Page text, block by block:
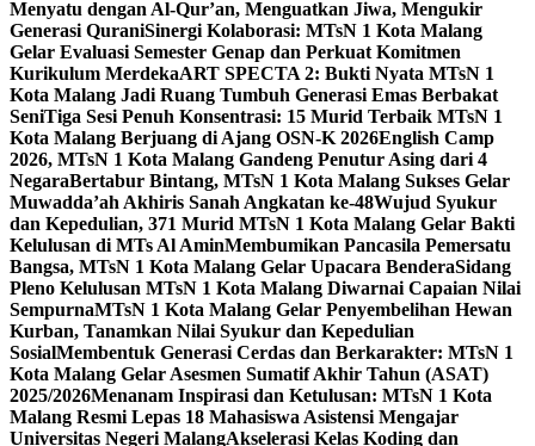
Menyatu dengan Al-Qur’an, Menguatkan Jiwa, Mengukir
Generasi QuraniSinergi Kolaborasi: MTsN 1 Kota Malang
Gelar Evaluasi Semester Genap dan Perkuat Komitmen
Kurikulum MerdekaART SPECTA 2: Bukti Nyata MTsN 1
Kota Malang Jadi Ruang Tumbuh Generasi Emas Berbakat
SeniTiga Sesi Penuh Konsentrasi: 15 Murid Terbaik MTsN 1
Kota Malang Berjuang di Ajang OSN-K 2026English Camp
2026, MTsN 1 Kota Malang Gandeng Penutur Asing dari 4
NegaraBertabur Bintang, MTsN 1 Kota Malang Sukses Gelar
Muwadda’ah Akhiris Sanah Angkatan ke-48Wujud Syukur
dan Kepedulian, 371 Murid MTsN 1 Kota Malang Gelar Bakti
Kelulusan di MTs Al AminMembumikan Pancasila Pemersatu
Bangsa, MTsN 1 Kota Malang Gelar Upacara BenderaSidang
Pleno Kelulusan MTsN 1 Kota Malang Diwarnai Capaian Nilai
SempurnaMTsN 1 Kota Malang Gelar Penyembelihan Hewan
Kurban, Tanamkan Nilai Syukur dan Kepedulian
SosialMembentuk Generasi Cerdas dan Berkarakter: MTsN 1
Kota Malang Gelar Asesmen Sumatif Akhir Tahun (ASAT)
2025/2026Menanam Inspirasi dan Ketulusan: MTsN 1 Kota
Malang Resmi Lepas 18 Mahasiswa Asistensi Mengajar
Universitas Negeri MalangAkselerasi Kelas Koding dan